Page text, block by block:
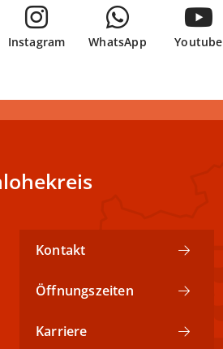
Instagram WhatsApp Youtube
Kontakt
Öffnungszeiten
Karriere